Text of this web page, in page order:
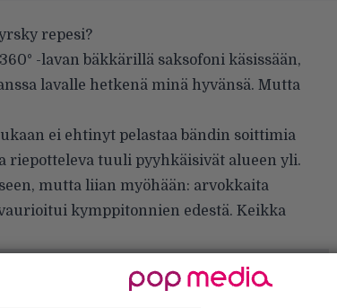
repesi?
-lavan bäkkärillä saksofoni käsissään,
lavalle hetkenä minä hyvänsä. Mutta
ei ehtinyt pelastaa bändin soittimia
riepotteleva tuuli pyyhkäisivät alueen yli.
mutta liian myöhään: arvokkaita
kymppitonnien edestä. Keikka